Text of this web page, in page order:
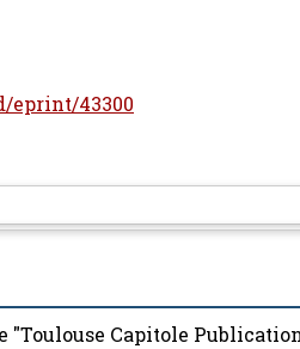
eprint/43300
Capitole